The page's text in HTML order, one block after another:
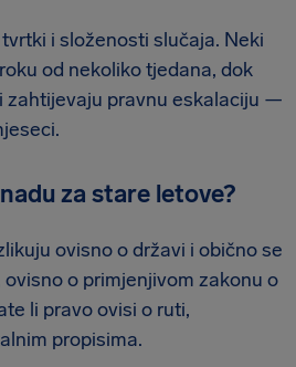
i složenosti slučaja. Neki
od nekoliko tjedana, dok
pravnu eskalaciju —
za stare letove?
ovisno o državi i obično se
ovisno o primjenjivom zakonu o
li pravo ovisi o ruti,
propisima.